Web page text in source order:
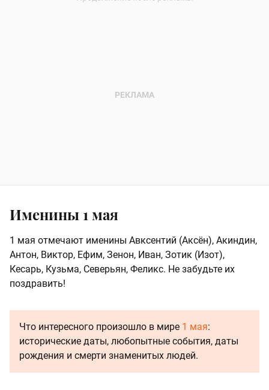
Именины 1 мая
1 мая отмечают именины Авксентий (Аксён), Акиндин,
Антон, Виктор, Ефим, Зенон, Иван, Зотик (Изот),
Кесарь, Кузьма, Северьян, Феликс. Не забудьте их
поздравить!
Что интересного произошло в мире 1 мая:
исторические даты, любопытные события, даты
рождения и смерти знаменитых людей.